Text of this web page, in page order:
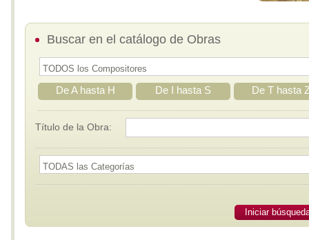
Buscar en el catálogo de Obras
De A hasta H De I hasta S De T hasta
Título de la Obra:
Iniciar